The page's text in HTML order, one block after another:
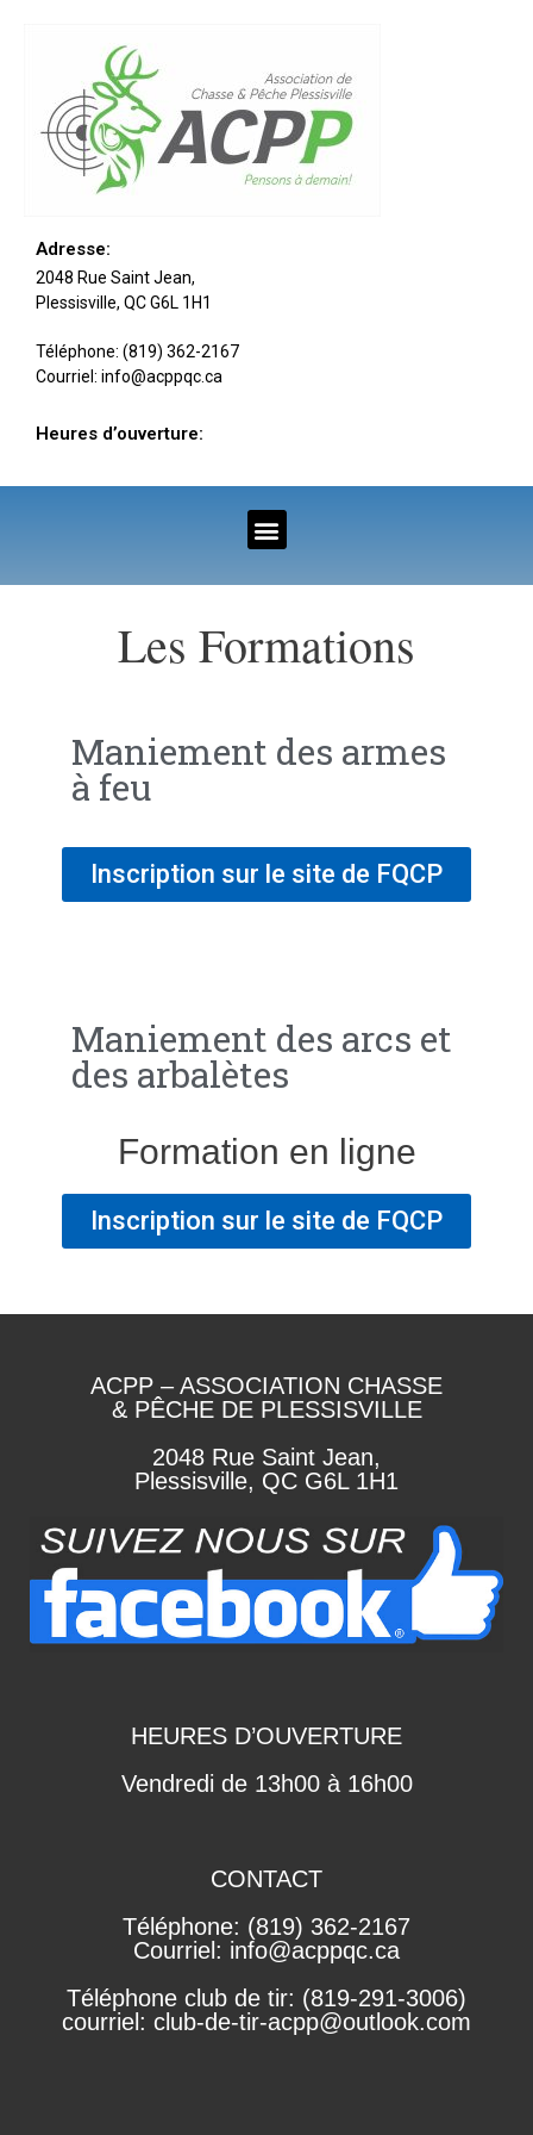
Adresse:
2048 Rue Saint Jean,
Plessisville, QC G6L 1H1
Téléphone: (819) 362-2167
Courriel: info@acppqc.ca
Heures d’ouverture:
Les Formations
Maniement des armes
à feu
Inscription sur le site de FQCP
Maniement des arcs et
des arbalètes
Formation en ligne
Inscription sur le site de FQCP
ACPP – ASSOCIATION CHASSE
& PÊCHE DE PLESSISVILLE
2048 Rue Saint Jean,
Plessisville, QC G6L 1H1
HEURES D’OUVERTURE
Vendredi de 13h00 à 16h00
CONTACT
Téléphone: (819) 362-2167
Courriel: info@acppqc.ca
Téléphone club de tir: (819-291-3006)
courriel: club-de-tir-acpp@outlook.com